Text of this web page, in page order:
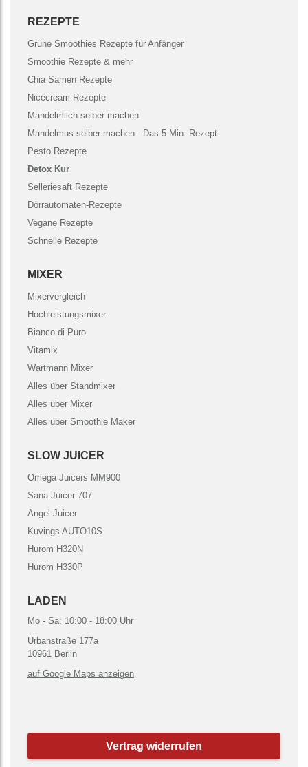
REZEPTE
Grüne Smoothies Rezepte für Anfänger
Smoothie Rezepte & mehr
Chia Samen Rezepte
Nicecream Rezepte
Mandelmilch selber machen
Mandelmus selber machen - Das 5 Min. Rezept
Pesto Rezepte
Detox Kur
Selleriesaft Rezepte
Dörrautomaten-Rezepte
Vegane Rezepte
Schnelle Rezepte
MIXER
Mixervergleich
Hochleistungsmixer
Bianco di Puro
Vitamix
Wartmann Mixer
Alles über Standmixer
Alles über Mixer
Alles über Smoothie Maker
SLOW JUICER
Omega Juicers MM900
Sana Juicer 707
Angel Juicer
Kuvings AUTO10S
Hurom H320N
Hurom H330P
LADEN
Mo - Sa: 10:00 - 18:00 Uhr
Urbanstraße 177a
10961 Berlin
auf Google Maps anzeigen
Vertrag widerrufen